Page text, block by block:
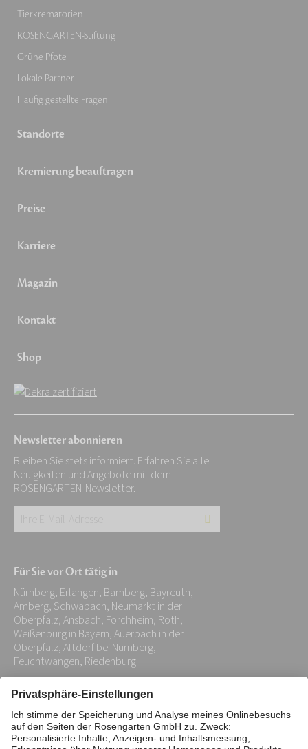
Tierkrematorien
ROSENGARTEN-Stiftung
Grüne Pfote
Lokale Partner
Häufig gestellte Fragen
Standorte
Kremierung beauftragen
Preise
Karriere
Magazin
Kontakt
Shop
Newsletter abonnieren
Bleiben Sie stets informiert. Erfahren Sie alle
Neuigkeiten und Angebote mit dem
ROSENGARTEN-Newsletter.
E-
Adresse:
*
Für Sie vor Ort tätig in
Nürnberg, Erlangen, Bamberg, Bayreuth,
Amberg, Schwabach, Neumarkt in der
Oberpfalz, Ansbach, Forchheim, Roth,
Weißenburg in Bayern, Auerbach in der
Oberpfalz, Altdorf bei Nürnberg,
Feuchtwangen, Riedenburg
Impressum Datenschutz
Stiftung
Interne Meldestelle
Zahlungsmittel